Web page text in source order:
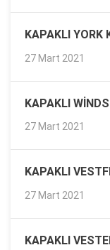
KAPAKLI YORK
27 Mart 2021
KAPAKLI
27 Mart 2021
KAPAKLI
27 Mart 2021
KAPAKLI